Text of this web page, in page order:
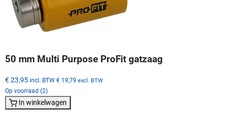
50 mm Multi Purpose ProFit gatzaag
€ 23,95 incl. BTW € 19,79 excl. BTW
Op voorraad (2)
In winkelwagen